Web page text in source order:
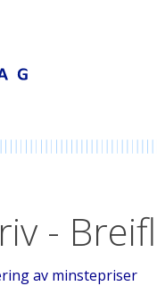
-
av minstepriser